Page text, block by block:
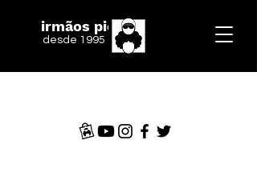
irmãos piologo
desde 1995